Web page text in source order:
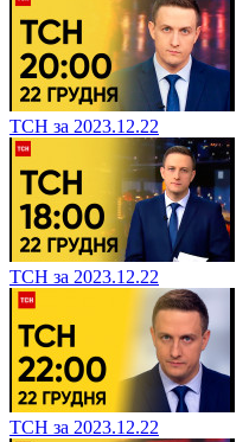
ТСН за 2023.12.22
ТСН за 2023.12.22
ТСН за 2023.12.22